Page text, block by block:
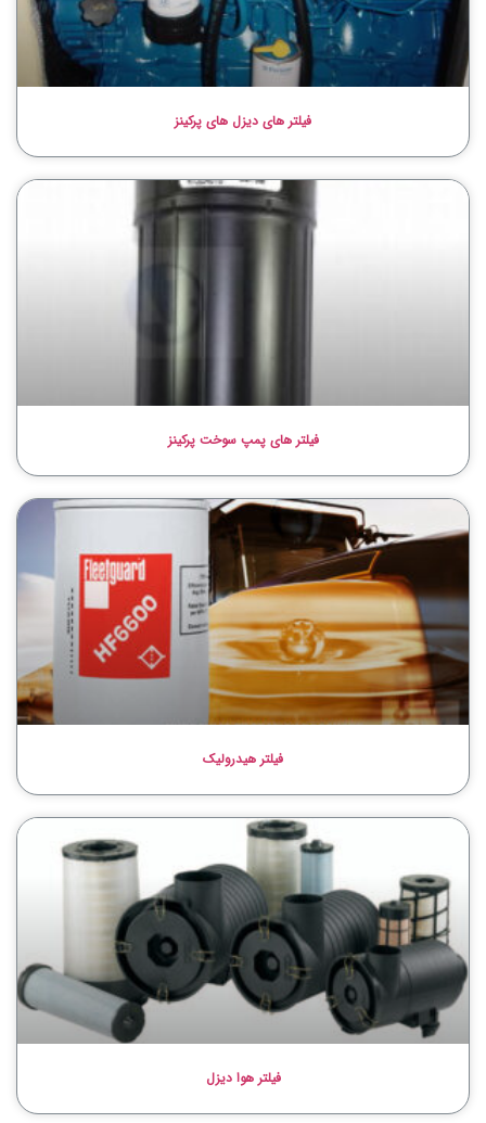
فیلتر های دیزل های پرکینز
فیلتر های پمپ سوخت پرکینز
فیلتر هیدرولیک
فیلتر هوا دیزل